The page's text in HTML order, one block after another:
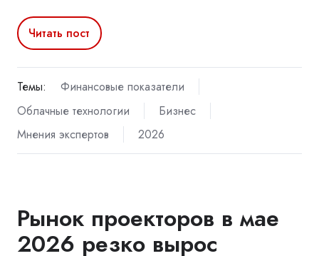
Читать пост
Темы:
Финансовые показатели
Облачные технологии
Бизнес
Мнения экспертов
2026
Рынок проекторов в мае
2026 резко вырос